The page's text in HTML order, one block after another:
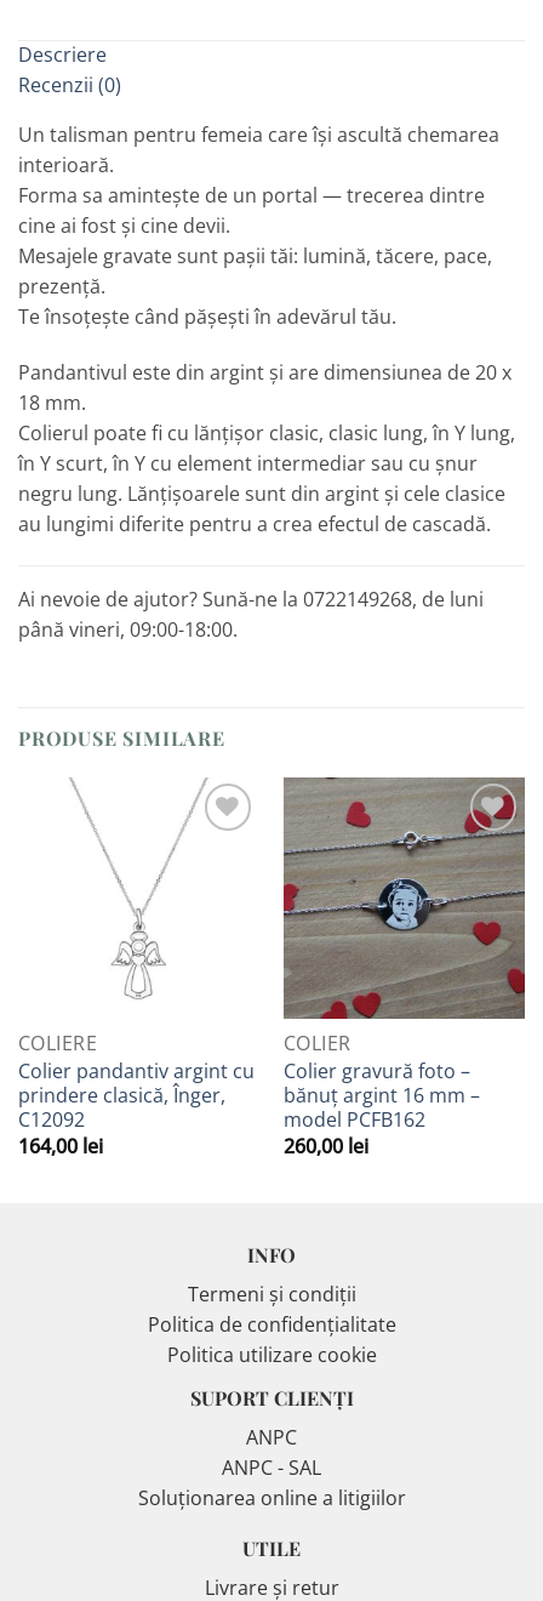
Descriere
Recenzii (0)
Un talisman pentru femeia care își ascultă chemarea
interioară.
Forma sa amintește de un portal — trecerea dintre
cine ai fost și cine devii.
Mesajele gravate sunt pașii tăi: lumină, tăcere, pace,
prezență.
Te însoțește când pășești în adevărul tău.
Pandantivul este din argint și are dimensiunea de 20 x
18 mm.
Colierul poate fi cu lănțișor clasic, clasic lung, în Y lung,
în Y scurt, în Y cu element intermediar sau cu șnur
negru lung. Lănțișoarele sunt din argint și cele clasice
au lungimi diferite pentru a crea efectul de cascadă.
Ai nevoie de ajutor? Sună-ne la 0722149268, de luni
până vineri, 09:00-18:00.
PRODUSE SIMILARE
COLIERE
Colier pandantiv argint cu
prindere clasică, Înger,
C12092
164,00 lei
Adaugă
la
Favorite
COLIER
Colier gravură foto –
bănuț argint 16 mm –
model PCFB162
260,00 lei
INFO
Termeni și condiții
Politica de confidențialitate
Politica utilizare cookie
SUPORT CLIENȚI
ANPC
ANPC - SAL
Soluționarea online a litigiilor
UTILE
Livrare și retur